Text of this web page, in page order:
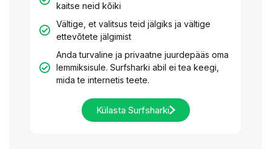
kaitse neid kõiki
Vältige, et valitsus teid jälgiks ja vältige
ettevõtete jälgimist
Anda turvaline ja privaatne juurdepääs oma
lemmiksisule. Surfsharki abil ei tea keegi,
mida te internetis teete.
Külasta Surfsharki